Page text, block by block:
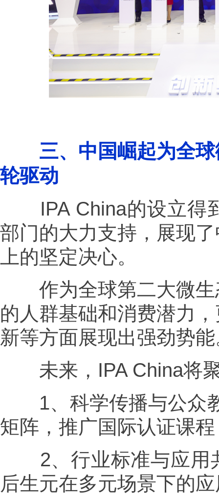
三、中国崛起为全
轮驱动
IPA China的设立得
部门的大力支持，展现
上的坚定决心。
作为全球第二大微生
的人群基础和消费潜力
新等方面展现出强劲势
未来，IPA China将
1️、科学传播与公众
矩阵，推广国际认证课
2️、行业标准与应用
后生元在多元场景下的